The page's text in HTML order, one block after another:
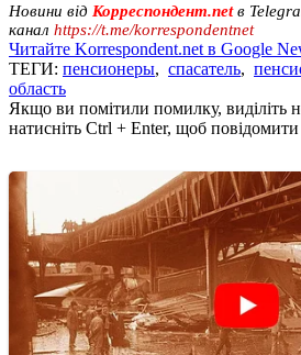
Новини від Корреспондент.netв
канал https://t.me/korrespondentnet
Читайте Korrespondent.net в Google
ТЕГИ: пенсионеры, спасатель,
область
Якщо ви помітили помилку, виділіть
натисніть Ctrl + Enter, щоб